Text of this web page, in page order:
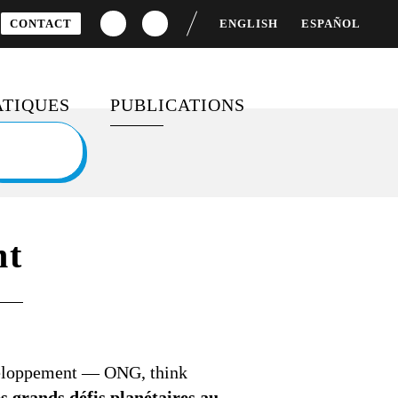
CONTACT ENGLISH ESPAÑOL
DU
PUBLICATIONS
MOBILISATION ET
ENGAGEMENT CITOYEN
— ONG, think